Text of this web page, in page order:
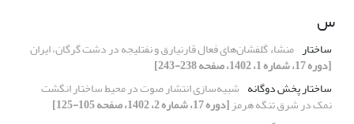
س
ساختار منشاء گلفشان‌های فعال قارنیارق و نفتلیجه در دشت گرگان، ایران
[دوره 17، شماره 1، 1402، صفحه 238-243]
ساختار پخش دوگانه شبیه‌سازی انتشار صوت در محیط ساختار انگشت
نمک در شرق تنگه هرمز[دوره 17، شماره 2، 1402، صفحه 105-125]